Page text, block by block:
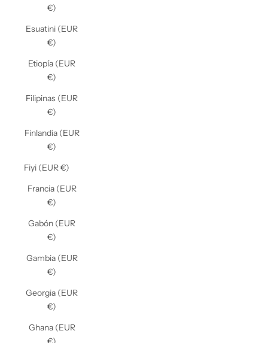
€)
Esuatini (EUR
€)
Etiopía (EUR
€)
Filipinas (EUR
€)
Finlandia (EUR
€)
Fiyi (EUR €)
Francia (EUR
€)
Gabón (EUR
€)
Gambia (EUR
€)
Georgia (EUR
€)
Ghana (EUR